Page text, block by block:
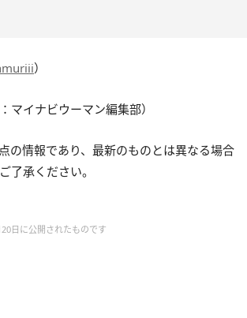
）
マイナビウーマン編集部）
の情報であり、最新のものとは異なる場合
了承ください。
日に公開されたものです